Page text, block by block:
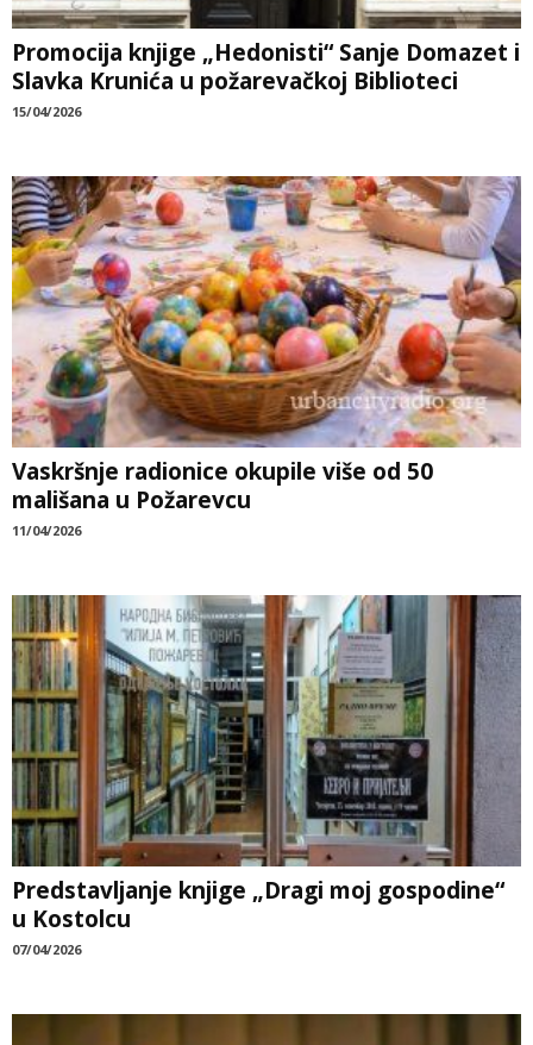
Promocija knjige „Hedonisti“ Sanje Domazet i
Slavka Krunića u požarevačkoj Biblioteci
15/04/2026
Vaskršnje radionice okupile više od 50
mališana u Požarevcu
11/04/2026
Predstavljanje knjige „Dragi moj gospodine“
u Kostolcu
07/04/2026